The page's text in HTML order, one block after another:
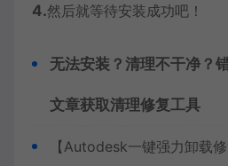
4.然后就等待安装成功吧！
无法安装？清理不干净？
文章获取清理修复工具
【Autodesk一键强力卸载